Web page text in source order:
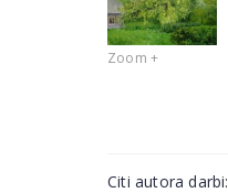
Zoom +
Citi autora darbi: